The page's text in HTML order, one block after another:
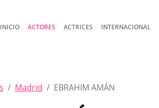
INICIO ACTORES ACTRICES INTERNACIONAL
Madrid EBRAHIM AMÁN